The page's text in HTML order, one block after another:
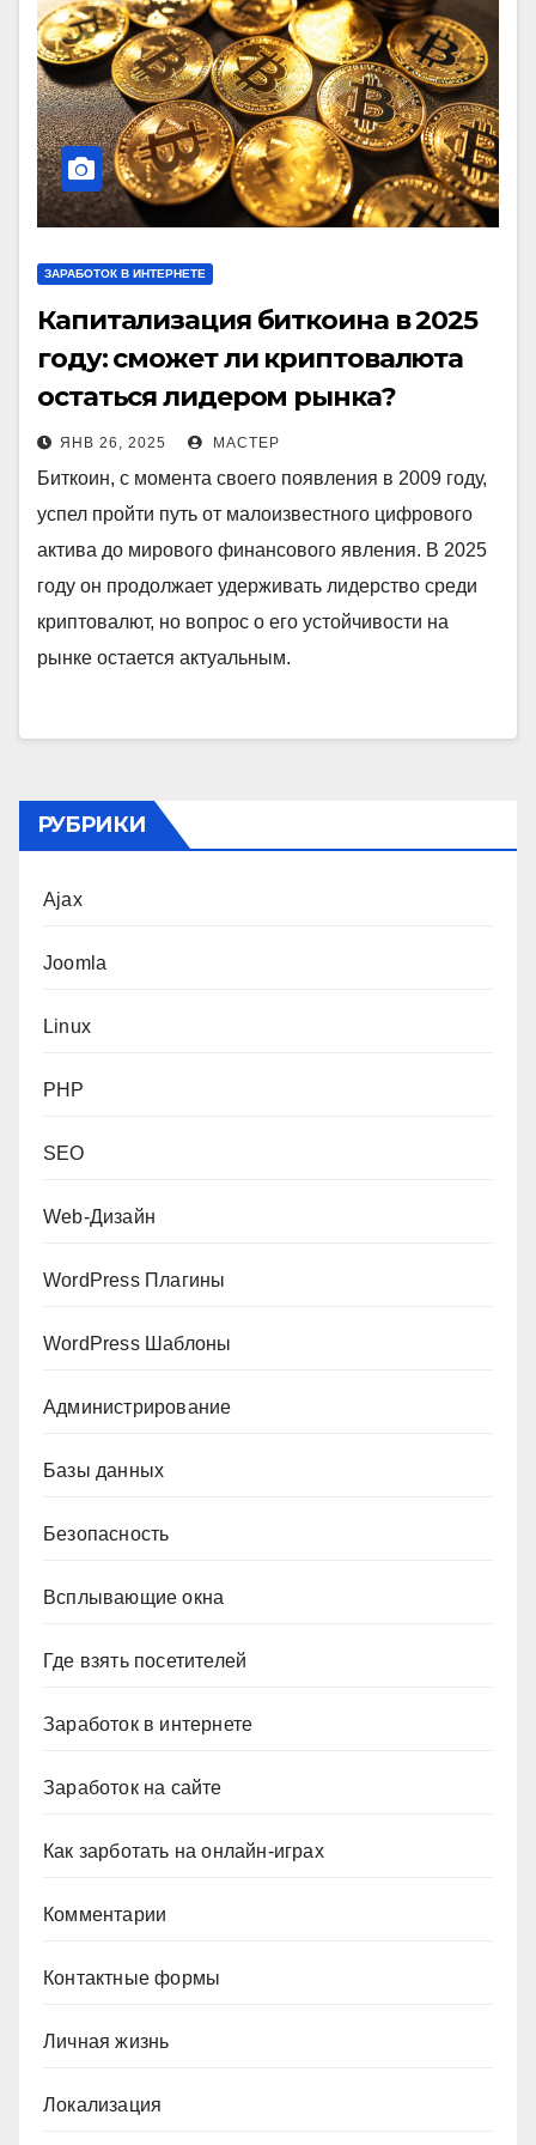
ЗАРАБОТОК В ИНТЕРНЕТЕ
Капитализация биткоина в 2025
году: сможет ли криптовалюта
остаться лидером рынка?
ЯНВ 26, 2025 МАСТЕР
Биткоин, с момента своего появления в 2009 году,
успел пройти путь от малоизвестного цифрового
актива до мирового финансового явления. В 2025
году он продолжает удерживать лидерство среди
криптовалют, но вопрос о его устойчивости на
рынке остается актуальным.
РУБРИКИ
Ajax
Joomla
Linux
PHP
SEO
Web-Дизайн
WordPress Плагины
WordPress Шаблоны
Администрирование
Базы данных
Безопасность
Всплывающие окна
Где взять посетителей
Заработок в интернете
Заработок на сайте
Как зарботать на онлайн-играх
Комментарии
Контактные формы
Личная жизнь
Локализация